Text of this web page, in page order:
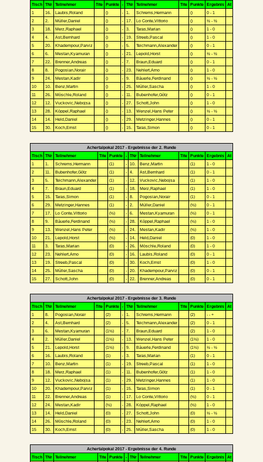
Tisch TNr Teilnehmer Tite Punkte - TNr Teilnehmer Tite Punkte Ergebnis At
1
16. Laubis,Roland () - 1. Schrems,Hermann ()
0 - 1
2
2. Müller,Daniel () - 17. Lo Conte,Vittorio ()
½ - ½
3
18. Merz,Raphael () - 3. Taras,Marian ()
1 - 0
4
4. Ast,Bernhard () - 19. Streeb,Pascal ()
1 - 0
5
20. Khadempour,Parviz () - 5. Teichmann,Alexander ()
0 - 1
6
6. Mestan,Kyamuran () - 21. Lepold,Horst ()
½ - ½
7
22. Brenner,Andreas () - 7. Braun,Eduard ()
0 - 1
8
8. Pogosian,Norair () - 23. Nehlert,Arno ()
1 - 0
9
24. Mestan,Kadir () - 9. Bäuerle,Ferdinand ()
½ - ½
10
10. Benz,Martin () - 25. Müller,Sascha ()
1 - 0
11
26. Möschle,Roland () - 11. Bubenhofer,Götz ()
0 - 1
12
12. Vuckovic,Nebojsa () - 27. Schott,John ()
1 - 0
13
28. Köppel,Raphael () - 13. Wenzel,Hans Peter ()
½ - ½
14
14. Held,Daniel () - 29. Metzinger,Hannes ()
0 - 1
15
30. Koch,Ernst () - 15. Taras,Simon () 0 - 1
Achertalpokal 2017 - Ergebnisse der 2. Runde
Tisch TNr Teilnehmer Tite Punkte - TNr Teilnehmer Tite Punkte Ergebnis At
1
1. Schrems,Hermann (1) - 10. Benz,Martin (1)
1 - 0
2
11. Bubenhofer,Götz (1) - 4. Ast,Bernhard (1)
0 - 1
3
5. Teichmann,Alexander (1) - 12. Vuckovic,Nebojsa (1)
1 - 0
4
7. Braun,Eduard (1) - 18. Merz,Raphael (1)
1 - 0
5
15. Taras,Simon (1) - 8. Pogosian,Norair (1)
0 - 1
6
29. Metzinger,Hannes (1) - 2. Müller,Daniel (½)
0 - 1
7
17. Lo Conte,Vittorio (½) - 6. Mestan,Kyamuran (½)
0 - 1
8
9. Bäuerle,Ferdinand (½) - 28. Köppel,Raphael (½)
1 - 0
9
13. Wenzel,Hans Peter (½) - 24. Mestan,Kadir (½)
1 - 0
10
21. Lepold,Horst (½) - 14. Held,Daniel (0)
1 - 0
11
3. Taras,Marian (0) - 26. Möschle,Roland (0)
1 - 0
12
23. Nehlert,Arno (0) - 16. Laubis,Roland (0)
0 - 1
13
19. Streeb,Pascal (0) - 30. Koch,Ernst (0)
1 - 0
14
25. Müller,Sascha (0) - 20. Khadempour,Parviz (0)
0 - 1
15
27. Schott,John (0) - 22. Brenner,Andreas (0) 0 - 1
Achertalpokal 2017 - Ergebnisse der 3. Runde
Tisch TNr Teilnehmer Tite Punkte - TNr Teilnehmer Tite Punkte Ergebnis At
1
8. Pogosian,Norair (2) - 1. Schrems,Hermann (2)
- - +
2
4. Ast,Bernhard (2) - 5. Teichmann,Alexander (2)
0 - 1
3
6. Mestan,Kyamuran (1½) - 7. Braun,Eduard (2)
1 - 0
4
2. Müller,Daniel (1½) - 13. Wenzel,Hans Peter (1½)
1 - 0
5
21. Lepold,Horst (1½) - 9. Bäuerle,Ferdinand (1½)
½ - ½
6
16. Laubis,Roland (1) - 3. Taras,Marian (1)
0 - 1
7
10. Benz,Martin (1) - 19. Streeb,Pascal (1)
1 - 0
8
18. Merz,Raphael (1) - 11. Bubenhofer,Götz (1)
1 - 0
9
12. Vuckovic,Nebojsa (1) - 29. Metzinger,Hannes (1)
1 - 0
10
20. Khadempour,Parviz (1) - 15. Taras,Simon (1)
0 - 1
11
22. Brenner,Andreas (1) - 17. Lo Conte,Vittorio (½)
0 - 1
12
24. Mestan,Kadir (½) - 28. Köppel,Raphael (½)
1 - 0
13
14. Held,Daniel (0) - 27. Schott,John (0)
½ - ½
14
26. Möschle,Roland (0) - 23. Nehlert,Arno (0)
1 - 0
15
30. Koch,Ernst (0) - 25. Müller,Sascha (0) 1 - 0
Achertalpokal 2017 - Ergebnisse der 4. Runde
Tisch TNr Teilnehmer Tite Punkte - TNr Teilnehmer Tite Punkte Ergebnis At